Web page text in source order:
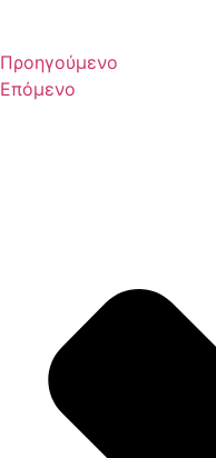
Προηγούμενο
Επόμενο